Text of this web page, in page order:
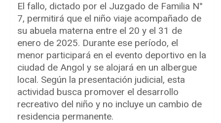
El fallo, dictado por el Juzgado de Familia N°
7, permitirá que el niño viaje acompañado de
su abuela materna entre el 20 y el 31 de
enero de 2025. Durante ese período, el
menor participará en el evento deportivo en la
ciudad de Angol y se alojará en un albergue
local. Según la presentación judicial, esta
actividad busca promover el desarrollo
recreativo del niño y no incluye un cambio de
residencia permanente.